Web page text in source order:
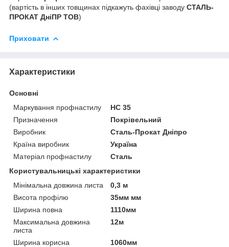
(вартість в інших товщинах підкажуть фахівці заводу СТАЛЬ-
ПРОКАТ ДніПР ТОВ)
Приховати
Характеристики
Основні
Маркування профнастилу
НС 35
Призначення
Покрівельний
Виробник
Сталь-Прокат Дніпро
Країна виробник
Україна
Матеріал профнастилу
Сталь
Користувальницькі характеристики
Мінімальна довжина листа
0,3 м
Висота профілю
35мм мм
Ширина повна
1110мм
Максимальна довжина
листа
12м
Ширина корисна 1060мм